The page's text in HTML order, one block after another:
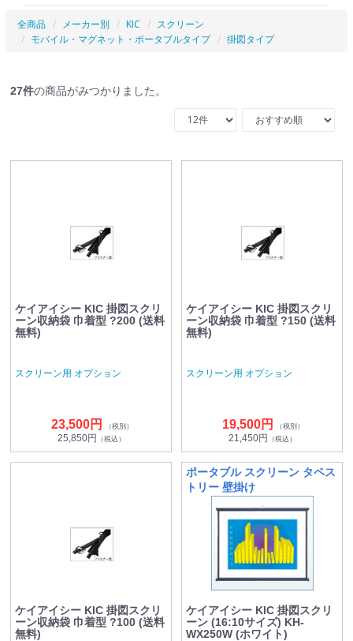
全商品 メーカー別 KIC
スクリーン
モバイル・マグネット・ポータブルタイプ
掛図タイプ
27件の商品がみつかりました。
ケイアイシー KIC 掛図スクリ
ーン収納袋 巾着型 ?200 (送料
無料)
スクリーン用 オプション
23,500円 （税別）
25,850円 （税込）
ケイアイシー KIC 掛図スクリ
ーン収納袋 巾着型 ?150 (送料
無料)
スクリーン用 オプション
19,500円 （税別）
21,450円 （税込）
ケイアイシー KIC 掛図スクリ
ーン収納袋 巾着型 ?100 (送料
無料)
ポータブル スクリーン タペス
トリー 壁掛け
ケイアイシー KIC 掛図スクリ
ーン (16:10サイズ) KH-
WX250W (ホワイト)